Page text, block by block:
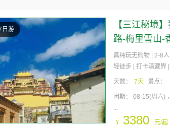
日游
【三江秘境
路-梅里雪山-
真纯玩无购物 | 2-8
轻徒步 | 打卡滇藏界
天数： 7天 景点：
团期：08-15(周六)
...
¥ 3380 元/起